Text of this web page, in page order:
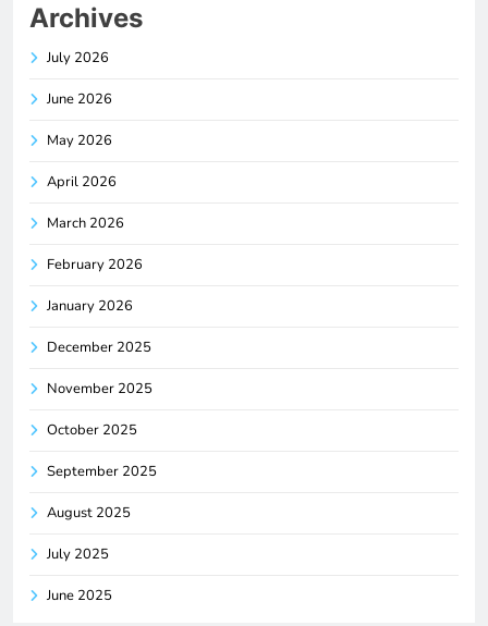
Archives
July 2026
June 2026
May 2026
April 2026
March 2026
February 2026
January 2026
December 2025
November 2025
October 2025
September 2025
August 2025
July 2025
June 2025